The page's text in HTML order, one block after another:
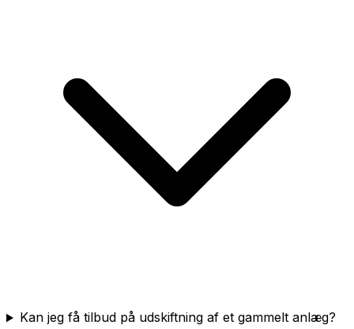
Kan jeg få tilbud på udskiftning af et gammelt anlæg?